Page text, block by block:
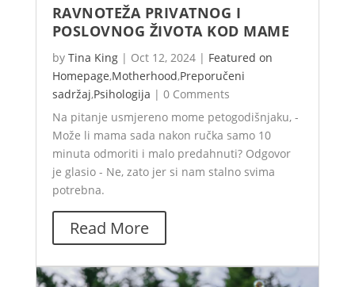
RAVNOTEŽA PRIVATNOG I
POSLOVNOG ŽIVOTA KOD MAME
by Tina King | Oct 12, 2024 | Featured on
Homepage,Motherhood,Preporučeni
sadržaj,Psihologija | 0 Comments
Na pitanje usmjereno mome petogodišnjaku, -
Može li mama sada nakon ručka samo 10
minuta odmoriti i malo predahnuti? Odgovor
je glasio - Ne, zato jer si nam stalno svima
potrebna.
Read More